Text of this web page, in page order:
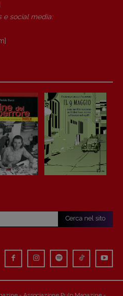
e social media:
Cerca nel sito